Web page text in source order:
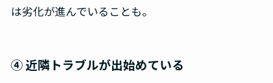
は劣化が進んでいることも。
④ 近隣トラブルが出始めている